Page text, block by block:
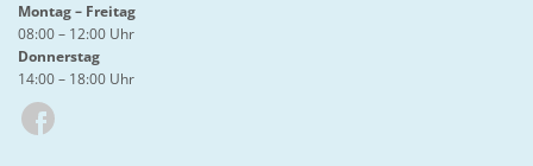
Montag – Freitag
08:00 – 12:00 Uhr
Donnerstag
14:00 – 18:00 Uhr